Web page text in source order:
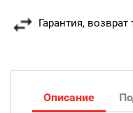
Гарантия, возврат
Описание